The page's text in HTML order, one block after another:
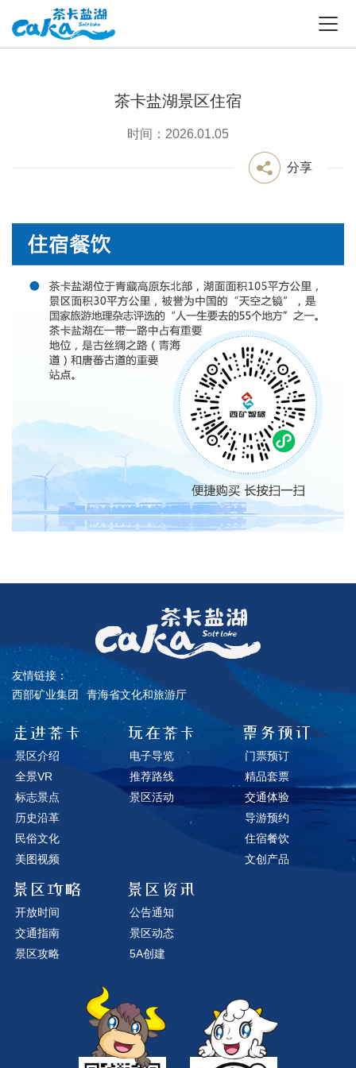
茶卡盐湖景区住宿
时间：2026.01.05
分享
友情链接：
西部矿业集团
青海省文化和旅游厅
走进茶卡
景区介绍
全景VR
标志景点
历史沿革
民俗文化
美图视频
玩在茶卡
电子导览
推荐路线
景区活动
票务预订
门票预订
精品套票
交通体验
导游预约
住宿餐饮
文创产品
景区攻略
开放时间
交通指南
景区攻略
景区资讯
公告通知
景区动态
5A创建